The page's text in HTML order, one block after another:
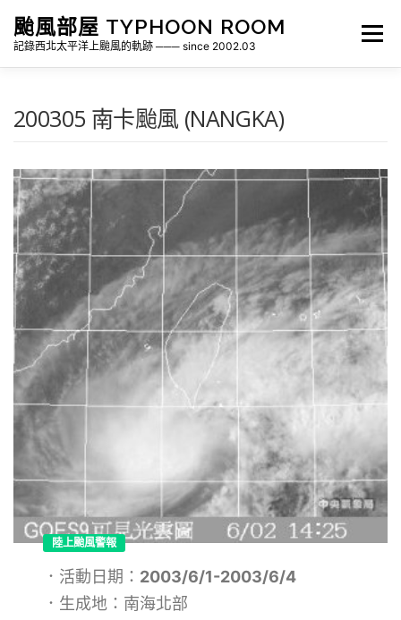
颱風部屋 TYPHOON ROOM
記錄西北太平洋上颱風的軌跡 ─── since 2002.03
選單
各地瞬間風速紀錄 侵台颱風新聞剪報 氣象相關資源
200305 南卡颱風 (NANGKA)
陸上颱風警報
．活動日期： 2003/6/1-2003/6/4
．生成地：南海北部